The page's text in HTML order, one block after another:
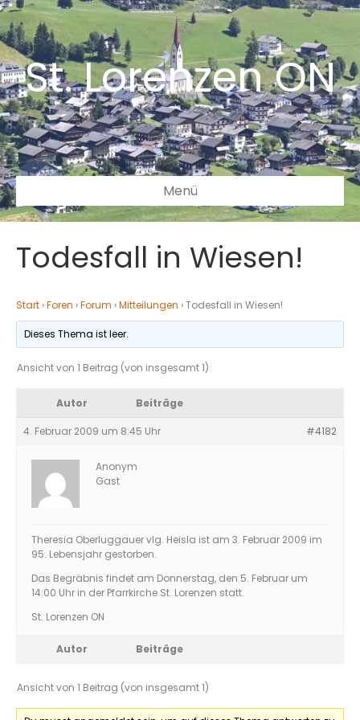
St. Lorenzen ON
Menü
Todesfall in Wiesen!
Start ›Foren ›Forum ›Mitteilungen ›Todesfall in Wiesen!
Dieses Thema ist leer.
Ansicht von 1 Beitrag (von insgesamt 1)
Autor Beiträge
4. Februar 2009 um 8:45 Uhr #4182
Anonym
Gast
Theresia Oberluggauer vlg. Heisla ist am 3. Februar 2009 im
95. Lebensjahr gestorben.
Das Begräbnis findet am Donnerstag, den 5. Februar um
14:00 Uhr in der Pfarrkirche St. Lorenzen statt.
St. Lorenzen ON
Autor Beiträge
Ansicht von 1 Beitrag (von insgesamt 1)